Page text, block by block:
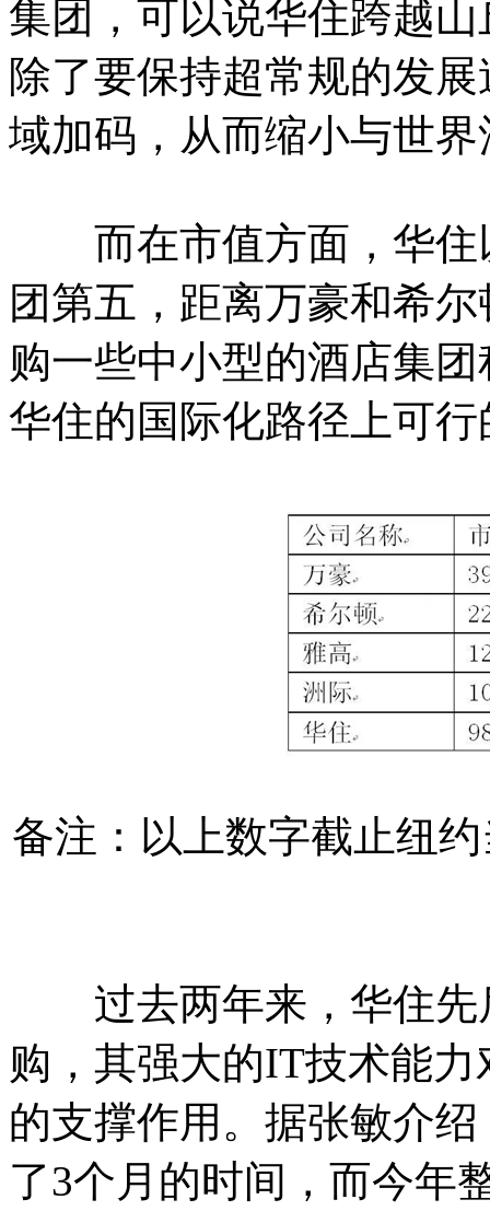
集团，可以说华住跨越
除了要保持超常规的发
域加码，从而缩小与世
而在市值方面，华住
团第五，距离万豪和希
购一些中小型的酒店集
华住的国际化路径上可
备注：以上数字截止纽
过去两年来，华住先
购，其强大的IT技术能
的支撑作用。据张敏介
了3个月的时间，而今年